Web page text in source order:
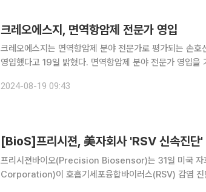
크레오에스지, 면역항암제 전문가 영입
크레오에스지는 면역항암제 분야 전문가로 평가되는 손
영입했다고 19일 밝혔다. 면역항암제 분야 전문가 영입을 기점으로 자체 범용 백신 개발 플랫폼
할 방침이다. 손호선 박사는 서울대학교에서 학사와 석사
2024-08-19 09:43
[BioS]프리시젼, 美자회사 'RSV 신속진단
프리시젼바이오(Precision Biosensor)는 31일 미국
Corporation)이 호흡기세포융합바이러스(RSV) 감염